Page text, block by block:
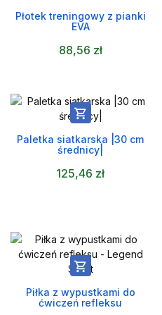
Płotek treningowy z pianki
EVA
88,56 zł

Paletka siatkarska |30 cm
średnicy|
125,46 zł

Piłka z wypustkami do
ćwiczeń refleksu